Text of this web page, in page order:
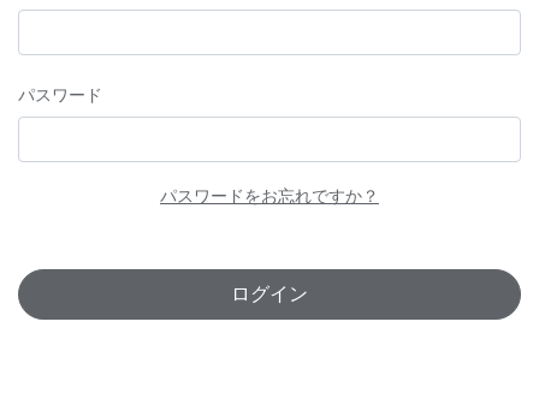
パスワード
パスワードをお忘れですか？
ログイン